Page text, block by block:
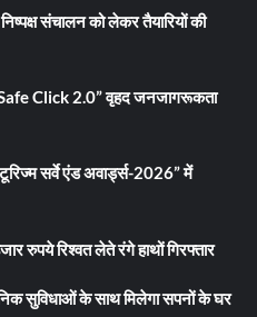
संचालन को लेकर तैयारियों की
Click 2.0” वृहद जनजागरूकता
सर्वे एंड अवार्ड्स-2026” में
रुपये रिश्वत लेते रंगे हाथों गिरफ्तार
सुविधाओं के साथ मिलेगा सपनों के घर